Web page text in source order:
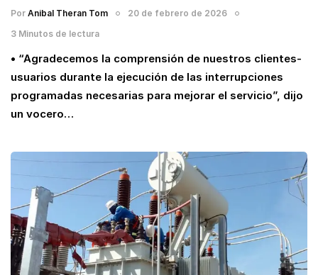
Por Anibal Theran Tom
20 de febrero de 2026
3 Minutos de lectura
• “Agradecemos la comprensión de nuestros clientes-
usuarios durante la ejecución de las interrupciones
programadas necesarias para mejorar el servicio”, dijo
un vocero…